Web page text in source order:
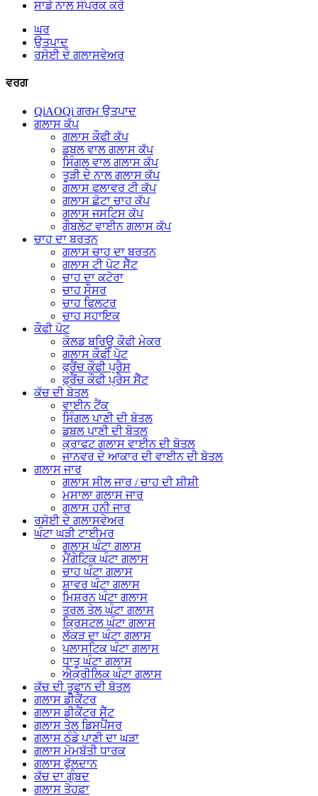
ਸਾਡੇ ਨਾਲ ਸੰਪਰਕ ਕਰੋ
ਘਰ
ਉਤਪਾਦ
ਰਸੋਈ ਦੇ ਗਲਾਸਵੇਅਰ
ਵਰਗ
QiAOQi ਗਰਮ ਉਤਪਾਦ
ਗਲਾਸ ਕੱਪ
ਗਲਾਸ ਕੌਫੀ ਕੱਪ
ਡਬਲ ਵਾਲ ਗਲਾਸ ਕੱਪ
ਸਿੰਗਲ ਵਾਲ ਗਲਾਸ ਕੱਪ
ਤੂੜੀ ਦੇ ਨਾਲ ਗਲਾਸ ਕੱਪ
ਗਲਾਸ ਫਲਾਵਰ ਟੀ ਕੱਪ
ਗਲਾਸ ਛੋਟਾ ਚਾਹ ਕੱਪ
ਗਲਾਸ ਜਸਟਿਸ ਕੱਪ
ਗੌਬਲੇਟ ਵਾਈਨ ਗਲਾਸ ਕੱਪ
ਚਾਹ ਦਾ ਬਰਤਨ
ਗਲਾਸ ਚਾਹ ਦਾ ਬਰਤਨ
ਗਲਾਸ ਟੀ ਪੋਟ ਸੈੱਟ
ਚਾਹ ਦਾ ਕਟੋਰਾ
ਚਾਹ ਸੌਸਰ
ਚਾਹ ਫਿਲਟਰ
ਚਾਹ ਸਹਾਇਕ
ਕੌਫੀ ਪੋਟ
ਕੋਲਡ ਬਰਿਊ ਕੌਫੀ ਮੇਕਰ
ਗਲਾਸ ਕੌਫੀ ਪੋਟ
ਫ੍ਰੈਂਚ ਕੌਫੀ ਪ੍ਰੈਸ
ਫ੍ਰੈਂਚ ਕੌਫੀ ਪ੍ਰੈਸ ਸੈੱਟ
ਕੱਚ ਦੀ ਬੋਤਲ
ਵਾਈਨ ਟੈਂਕ
ਸਿੰਗਲ ਪਾਣੀ ਦੀ ਬੋਤਲ
ਡਬਲ ਪਾਣੀ ਦੀ ਬੋਤਲ
ਕ੍ਰਾਫਟ ਗਲਾਸ ਵਾਈਨ ਦੀ ਬੋਤਲ
ਜਾਨਵਰ ਦੇ ਆਕਾਰ ਦੀ ਵਾਈਨ ਦੀ ਬੋਤਲ
ਗਲਾਸ ਜਾਰ
ਗਲਾਸ ਸੀਲ ਜਾਰ / ਚਾਹ ਦੀ ਸ਼ੀਸ਼ੀ
ਮਸਾਲਾ ਗਲਾਸ ਜਾਰ
ਗਲਾਸ ਹਨੀ ਜਾਰ
ਰਸੋਈ ਦੇ ਗਲਾਸਵੇਅਰ
ਘੰਟਾ ਘੜੀ ਟਾਈਮਰ
ਗਲਾਸ ਘੰਟਾ ਗਲਾਸ
ਮੈਂਗੇਟਿਕ ਘੰਟਾ ਗਲਾਸ
ਚਾਹ ਘੰਟਾ ਗਲਾਸ
ਸ਼ਾਵਰ ਘੰਟਾ ਗਲਾਸ
ਮਿਸ਼ਰਨ ਘੰਟਾ ਗਲਾਸ
ਤਰਲ ਤੇਲ ਘੰਟਾ ਗਲਾਸ
ਕ੍ਰਿਸਟਲ ਘੰਟਾ ਗਲਾਸ
ਲੱਕੜ ਦਾ ਘੰਟਾ ਗਲਾਸ
ਪਲਾਸਟਿਕ ਘੰਟਾ ਗਲਾਸ
ਧਾਤੂ ਘੰਟਾ ਗਲਾਸ
ਐਕ੍ਰੀਲਿਕ ਘੰਟਾ ਗਲਾਸ
ਕੱਚ ਦੀ ਤੂਫਾਨ ਦੀ ਬੋਤਲ
ਗਲਾਸ ਡੀਕੈਂਟਰ
ਗਲਾਸ ਡੀਕੈਂਟਰ ਸੈੱਟ
ਗਲਾਸ ਤੇਲ ਡਿਸਪੈਂਸਰ
ਗਲਾਸ ਠੰਡੇ ਪਾਣੀ ਦਾ ਘੜਾ
ਗਲਾਸ ਮੋਮਬੱਤੀ ਧਾਰਕ
ਗਲਾਸ ਫੁੱਲਦਾਨ
ਕੱਚ ਦਾ ਗੁੰਬਦ
ਗਲਾਸ ਤੋਹਫ਼ਾ